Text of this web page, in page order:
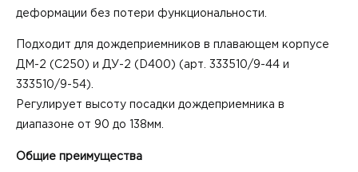
деформации без потери функциональности.
Подходит для дождеприемников в плавающем корпусе
ДМ-2 (С250) и ДУ-2 (D400) (арт. 333510/9-44 и
333510/9-54).
Регулирует высоту посадки дождеприемника в
диапазоне от 90 до 138мм.
Общие преимущества